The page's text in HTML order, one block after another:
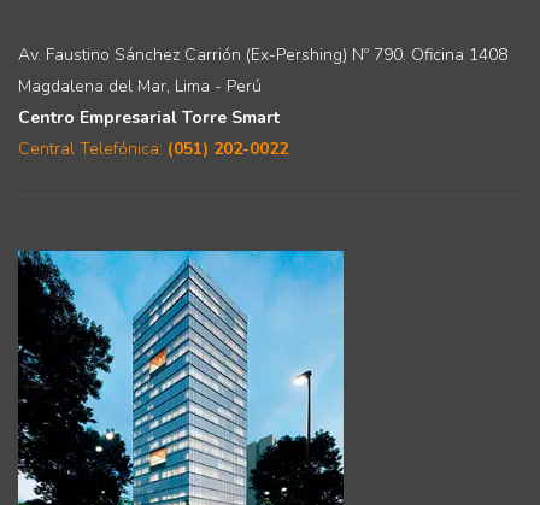
Av. Faustino Sánchez Carrión (Ex-Pershing) Nº 790. Oficina 1408
Magdalena del Mar, Lima - Perú
Centro Empresarial Torre Smart
Central Telefónica: (051) 202-0022